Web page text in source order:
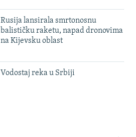
Rusija lansirala smrtonosnu
balističku raketu, napad dronovima
na Kijevsku oblast
Vodostaj reka u Srbiji